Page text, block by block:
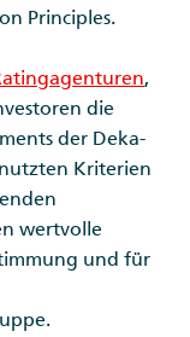
Principles.
,
die
der Deka-
Kriterien
wertvolle
und für